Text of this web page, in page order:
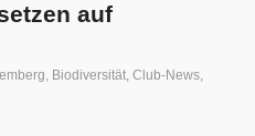
auf
, Biodiversität, Club-News,